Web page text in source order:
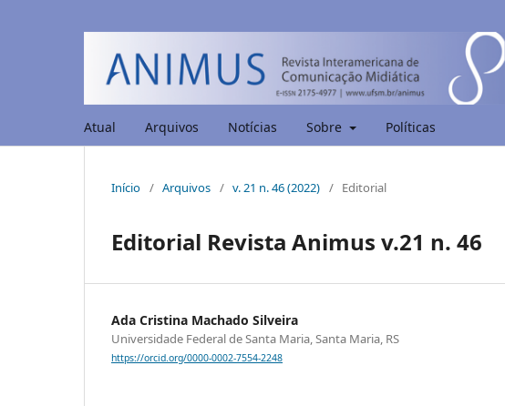
Atual Arquivos Notícias Sobre Políticas
Início / Arquivos / v. 21 n. 46 (2022) / Editorial
Editorial Revista Animus v.21 n. 46
Ada Cristina Machado Silveira
Universidade Federal de Santa Maria, Santa Maria, RS
https://orcid.org/0000-0002-7554-2248